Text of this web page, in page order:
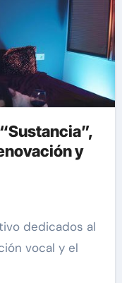
y
vocal y el